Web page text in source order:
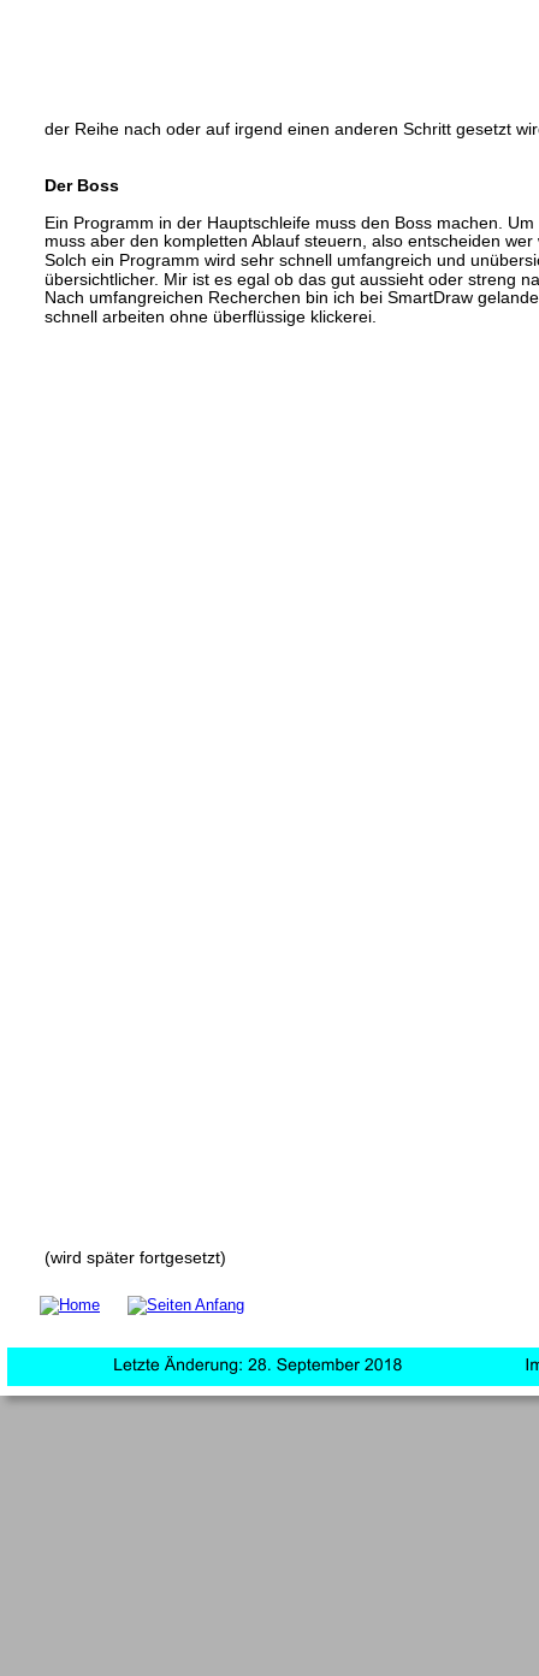
der Reihe nach oder auf irgend einen anderen Schritt gesetzt
Der Boss
Ein Programm in der Hauptschleife muss den Boss machen.
muss aber den kompletten Ablauf steuern, also entscheiden wer
Solch ein Programm wird sehr schnell umfangreich und
übersichtlicher. Mir ist es egal ob das gut aussieht oder streng
Nach umfangreichen Recherchen bin ich bei SmartDraw
schnell arbeiten ohne überflüssige klickerei.
(wird später fortgesetzt)